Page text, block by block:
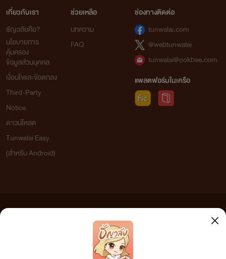
เกี่ยวกับเรา
ธัญวลัยคือ?
นโยบายการ
คุ้มครอง
ข้อมูลส่วนบุคคล
เงื่อนไขและข้อตกลง
Third-Party
Notice
ดาวน์โหลด
Tunwalai Easy
(สำหรับ Android)
ช่วยเหลือ
บทความ
FAQ
ช่องทางติดต่อ
tunwalai.com
@webtunwalai
tunwalai@ookbee.com
แพลตฟอร์มในเครือ
เว็บไซต์แห่งนี้ไม่ได้เห็นด้วยและไม่ขอรับผิดชอบต่อข้อความใดๆ ทั้งสิ้น ดังนั้นผู้อ่านทุกท่านโปรดใช้
วิจารณญาณในการกลั่นกรองด้วยตนเอง และหากท่านพบข้อความใดๆ ที่ขัดต่อกฎหมายและศีลธรรม
กรุณาแจ้งมาที่ tunwalai@ookbee.com เพื่อทีมงานจะได้ดำเนินการในทันที ทั้งนี้ ทางเว็บไซต์ขอสงวน
ลิขสิทธิ์ตามพระราชบัญญัติลิขสิทธิ์ (ฉบับเพิ่มเติม) พ.ศ.2558